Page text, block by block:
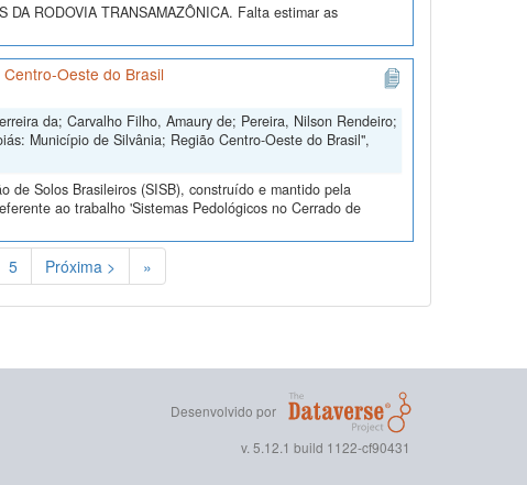
RODOVIA TRANSAMAZÔNICA. Falta estimar as
Oeste do Brasil
da; Carvalho Filho, Amaury de; Pereira, Nilson Rendeiro;
Município de Silvânia; Região Centro-Oeste do Brasil",
de Solos Brasileiros (SISB), construído e mantido pela
ao trabalho 'Sistemas Pedológicos no Cerrado de
5 Próxima > »
Desenvolvido por
v. 5.12.1 build 1122-cf90431